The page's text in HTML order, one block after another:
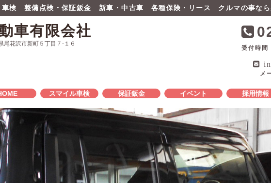
車検 整備点検・保証鈑金 新車・中古車 各種保険・リース クルマの事なら
車有限会社
尾花沢市新町５丁目７-１６
受付時間
メ
スマイル車検 保証鈑金 イベント 採用情報